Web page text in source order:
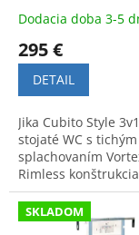
Dodacia doba 3-5
295 €
DETAIL
Jika Cubito Style
stojaté WC s tichým
splachovaním
Rimless
hygienu a úsporu
litre. Praktické a
riešenie do kúpeľne.
SKLADOM